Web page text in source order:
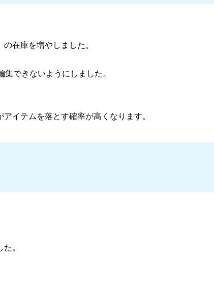
在庫を増やしました。
できないようにしました。
イテムを落とす確率が高くなります。
。